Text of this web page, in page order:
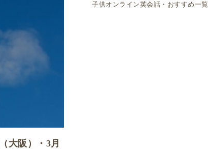
大阪）・3月
子供オンライン英会話・おすすめ一覧